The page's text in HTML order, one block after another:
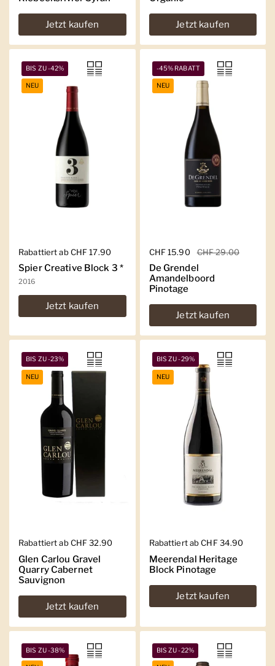
Jetzt kaufen Jetzt kaufen
Regulärer Preis
Rabattiert ab CHF 17.90
Spier Creative Block 3 *
2016
Jetzt kaufen
BIS ZU -42%
NEU
Regulärer Preis
CHF 15.90 Sale-Preis
CHF 29.00
De Grendel
Amandelboord
Pinotage
Jetzt kaufen
-45% RABATT
NEU
Regulärer Preis
Rabattiert ab CHF 32.90
Glen Carlou Gravel
Quarry Cabernet
Sauvignon
Jetzt kaufen
BIS ZU -23%
NEU
Regulärer Preis
Rabattiert ab CHF 34.90
Meerendal Heritage
Block Pinotage
Jetzt kaufen
BIS ZU -29%
NEU
BIS ZU -38% BIS ZU -22%